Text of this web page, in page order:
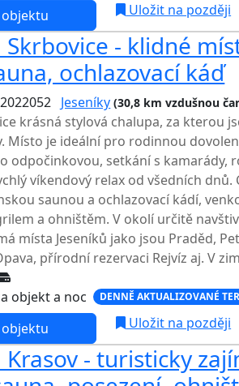
objektu Uložit na později
Skrbovice - klidné
ochlazovací káď
Jeseníky (30,8 km vzdušnou
krásná stylová chalupa, za kterou
Místo je ideální pro rodinnou
odpočinkovou, setkání s kamarády,
víkendový relax od všedních dnů.
saunou a ochlazovací kádí,
a ohništěm. V okolí určitě
místa Jeseníků jako jsou Praděd,
přírodní rezervaci Rejvíz aj. V
objekt a noc DENNĚ AKTUALIZOVANÉ
objektu Uložit na později
Krasov - turisticky